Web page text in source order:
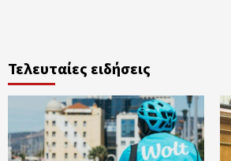
Τελευταίες ειδήσεις